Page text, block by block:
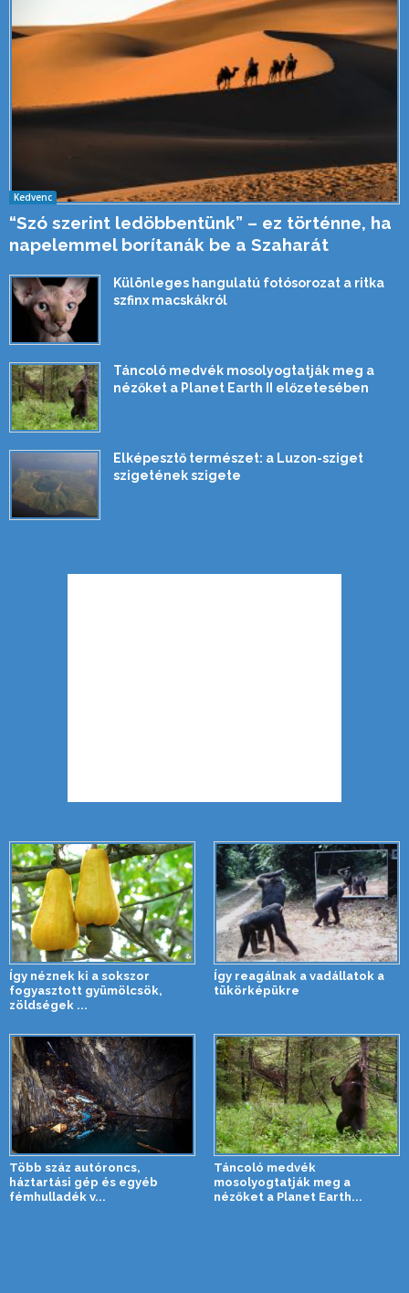
Kedvenc
“Szó szerint ledöbbentünk” – ez történne, ha
napelemmel borítanák be a Szaharát
Különleges hangulatú fotósorozat a ritka
szfinx macskákról
Táncoló medvék mosolyogtatják meg a
nézőket a Planet Earth II előzetesében
Elképesztő természet: a Luzon-sziget
szigetének szigete
Így néznek ki a sokszor
fogyasztott gyümölcsök,
zöldségek ...
Így reagálnak a vadállatok a
tükörképükre
Több száz autóroncs,
háztartási gép és egyéb
fémhulladék v...
Táncoló medvék
mosolyogtatják meg a
nézőket a Planet Earth...